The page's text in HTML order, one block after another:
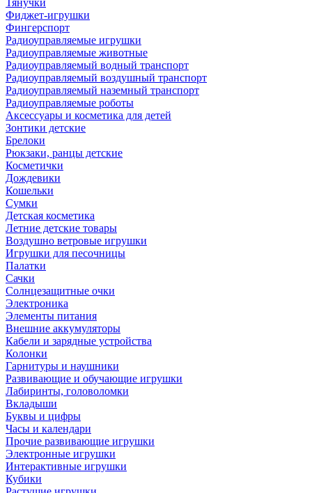
Тянучки
Фиджет-игрушки
Фингерспорт
Радиоуправляемые игрушки
Радиоуправляемые животные
Радиоуправляемый водный транспорт
Радиоуправляемый воздушный транспорт
Радиоуправляемый наземный транспорт
Радиоуправляемые роботы
Аксессуары и косметика для детей
Зонтики детские
Брелоки
Рюкзаки, ранцы детские
Косметички
Дождевики
Кошельки
Сумки
Детская косметика
Летние детские товары
Воздушно ветровые игрушки
Игрушки для песочницы
Палатки
Сачки
Солнцезащитные очки
Электроника
Элементы питания
Внешние аккумуляторы
Кабели и зарядные устройства
Колонки
Гарнитуры и наушники
Развивающие и обучающие игрушки
Лабиринты, головоломки
Вкладыши
Буквы и цифры
Часы и календари
Прочие развивающие игрушки
Электронные игрушки
Интерактивные игрушки
Кубики